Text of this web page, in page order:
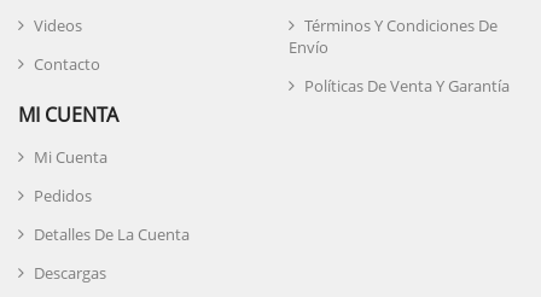
Videos
Contacto
Términos Y Condiciones De
Envío
Políticas De Venta Y Garantía
MI CUENTA
Mi Cuenta
Pedidos
Detalles De La Cuenta
Descargas